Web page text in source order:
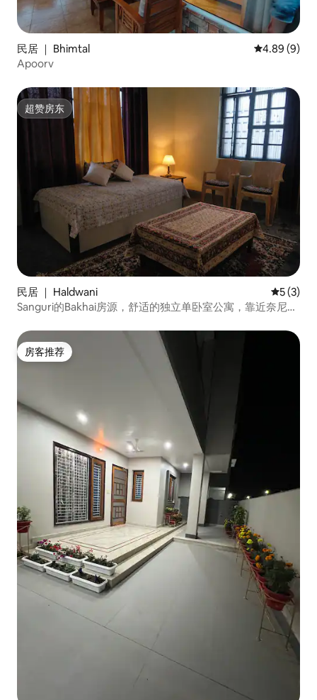
民居 ｜ Bhimtal 平均评分
4.89 (9)
Apoorv
超赞房东
超赞房东
民居 ｜ Haldwani 平均评分
5 (3)
Sanguri的Bakhai房源，舒适的独立单卧室公寓，靠近奈尼塔
房客推荐
房客推荐